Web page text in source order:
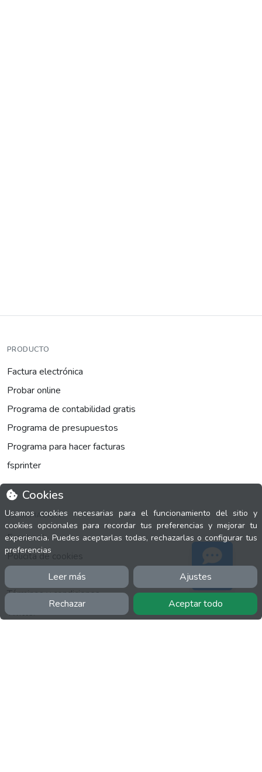
Cookies
Usamos cookies necesarias para el funcionamiento del sitio y
cookies opcionales para recordar tus preferencias y mejorar tu
experiencia. Puedes aceptarlas todas, rechazarlas o configurar tus
preferencias
Leer más Ajustes
Rechazar Aceptar todo
PRODUCTO
Factura electrónica
Probar online
Programa de contabilidad gratis
Programa de presupuestos
Programa para hacer facturas
fsprinter
INFORMACIÓN
Facebook
Polícita de cookies
Política de privacidad
Términos y condiciones
Twitter
Soporte